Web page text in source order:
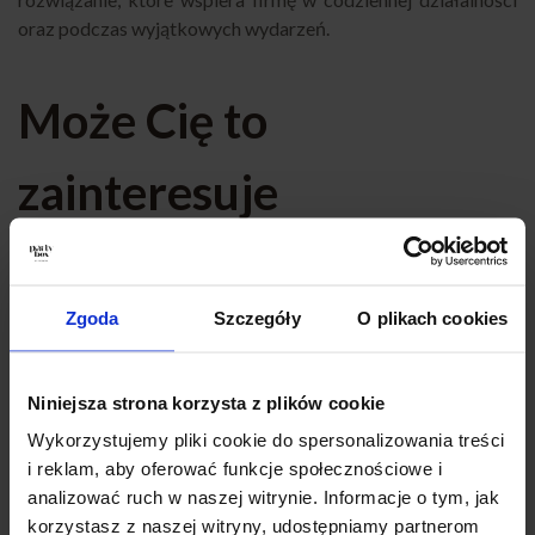
Zgoda Szczegóły O plikach cookies
Niniejsza strona korzysta z plików cookie
Wykorzystujemy pliki cookie do spersonalizowania treści
i reklam, aby oferować funkcje społecznościowe i
analizować ruch w naszej witrynie. Informacje o tym, jak
korzystasz z naszej witryny, udostępniamy partnerom
oraz podczas wyjątkowych wydarzeń.
Może Cię to
zainteresuje
Planujesz inne wydarzenie i szukasz sprawdzonego cateringu
szeroki wybór zestawów na różne okazje – każdy znajdzie
coś dla siebie. Zobacz również:
Catering Na Imprezę Toruń,Catering Eventowy Toruń
Catering Dla Firm Toruń,Catering Na Imprezy Domowe
Toruń,Finger Food Toruń,Catering Okolicznościowy Toruń
Catering Na Baby Shower Toruń,Catering Super Boxy Toruń
Catering Andrzejkowy Toruń Catering na Karnawał Toruń